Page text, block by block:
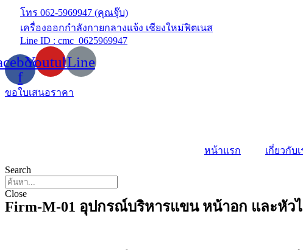
Skip
content
โทร 062-5969947 (คุณจุ๊บ)
เครื่องออกกำลังกายกลางแจ้ง เชียงใหม่ฟิตเนส
Line ID : cmc_0625969947
f
YoutubeLine
ขอใบเสนอราคา
หน้าแรก เกี่ยวกับเ
Search
Close
Firm-M-01 อุปกรณ์บริหารแขน หน้าอก และหัว